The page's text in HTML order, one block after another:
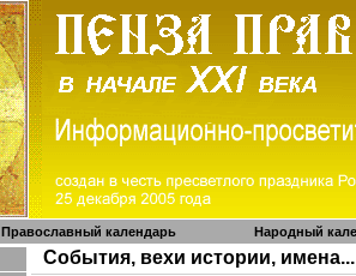
Православный календарь Народный
События, вехи истории, имена...